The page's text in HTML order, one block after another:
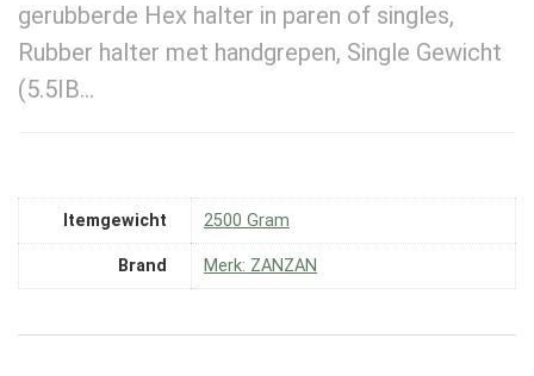
gerubberde Hex halter in paren of singles,
Rubber halter met handgrepen, Single Gewicht
(5.5IB…
Itemgewicht ‎2500 Gram
Brand Merk: ZANZAN